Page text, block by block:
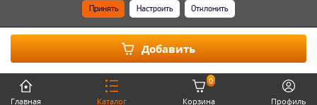
Добавить
Главная Каталог
0
Корзина
Профиль
Все контакты
Принять
Настроить Отклонить